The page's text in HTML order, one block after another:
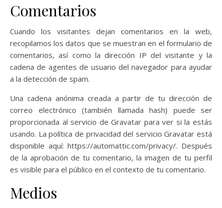
Comentarios
Cuando los visitantes dejan comentarios en la web,
recopilamos los datos que se muestran en el formulario de
comentarios, así como la dirección IP del visitante y la
cadena de agentes de usuario del navegador para ayudar
a la detección de spam.
Una cadena anónima creada a partir de tu dirección de
correo electrónico (también llamada hash) puede ser
proporcionada al servicio de Gravatar para ver si la estás
usando. La política de privacidad del servicio Gravatar está
disponible aquí: https://automattic.com/privacy/. Después
de la aprobación de tu comentario, la imagen de tu perfil
es visible para el público en el contexto de tu comentario.
Medios